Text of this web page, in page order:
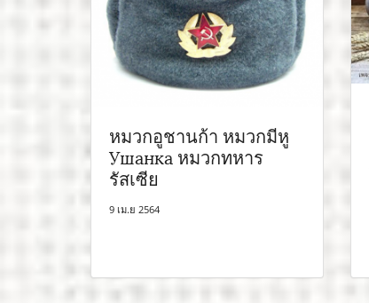
หมวกอูชานก้า หมวกมีหู
Ушанка หมวกทหาร
รัสเซีย
9 เม.ย 2564